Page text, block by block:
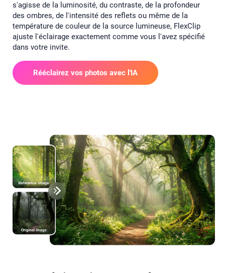
s'agisse de la luminosité, du contraste, de la profondeur
des ombres, de l'intensité des reflets ou même de la
température de couleur de la source lumineuse, FlexClip
ajuste l'éclairage exactement comme vous l'avez spécifié
dans votre invite.
Rééclairez vos photos avec l'IA